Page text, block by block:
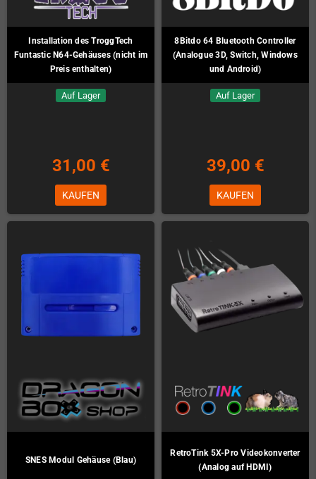
Installation des TroggTech
Funtastic N64-Gehäuses (nicht im
Preis enthalten)
Auf Lager
31,00 €
KAUFEN
8Bitdo 64 Bluetooth Controller
(Analogue 3D, Switch, Windows
und Android)
Auf Lager
39,00 €
KAUFEN
SNES Modul Gehäuse (Blau)
RetroTink 5X-Pro Videokonverter
(Analog auf HDMI)